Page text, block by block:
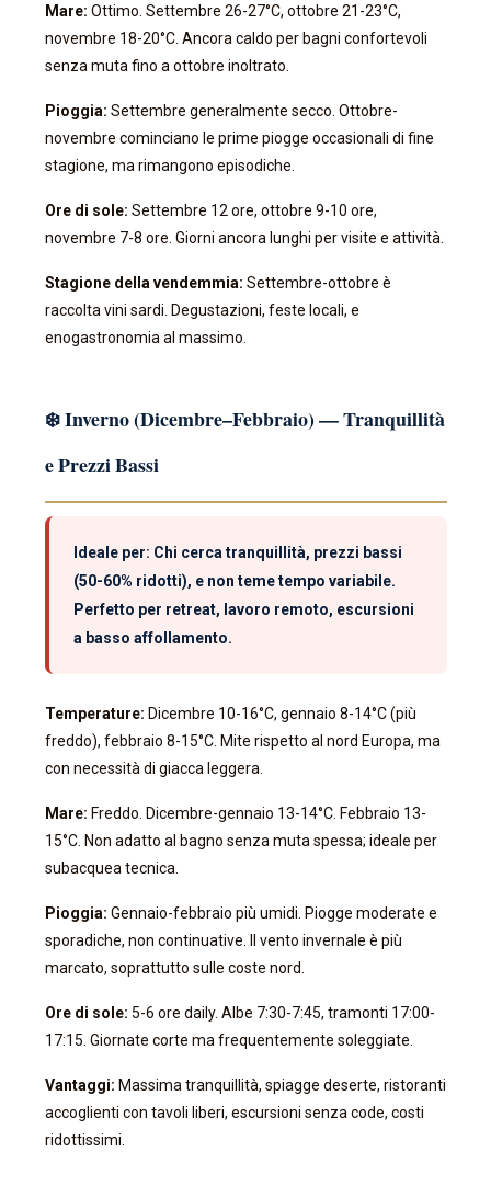
Mare: Ottimo. Settembre 26-27°C, ottobre 21-23°C,
novembre 18-20°C. Ancora caldo per bagni confortevoli
senza muta fino a ottobre inoltrato.
Pioggia: Settembre generalmente secco. Ottobre-
novembre cominciano le prime piogge occasionali di fine
stagione, ma rimangono episodiche.
Ore di sole: Settembre 12 ore, ottobre 9-10 ore,
novembre 7-8 ore. Giorni ancora lunghi per visite e attività.
Stagione della vendemmia: Settembre-ottobre è
raccolta vini sardi. Degustazioni, feste locali, e
enogastronomia al massimo.
❄️ Inverno (Dicembre–Febbraio) — Tranquillità
e Prezzi Bassi
Ideale per: Chi cerca tranquillità, prezzi bassi
(50-60% ridotti), e non teme tempo variabile.
Perfetto per retreat, lavoro remoto, escursioni
a basso affollamento.
Temperature: Dicembre 10-16°C, gennaio 8-14°C (più
freddo), febbraio 8-15°C. Mite rispetto al nord Europa, ma
con necessità di giacca leggera.
Mare: Freddo. Dicembre-gennaio 13-14°C. Febbraio 13-
15°C. Non adatto al bagno senza muta spessa; ideale per
subacquea tecnica.
Pioggia: Gennaio-febbraio più umidi. Piogge moderate e
sporadiche, non continuative. Il vento invernale è più
marcato, soprattutto sulle coste nord.
Ore di sole: 5-6 ore daily. Albe 7:30-7:45, tramonti 17:00-
17:15. Giornate corte ma frequentemente soleggiate.
Vantaggi: Massima tranquillità, spiagge deserte, ristoranti
accoglienti con tavoli liberi, escursioni senza code, costi
ridottissimi.